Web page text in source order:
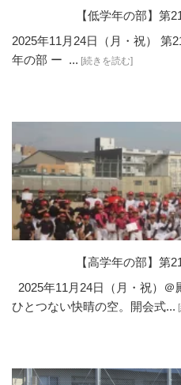
【低学年の部】第
2025年11月24日（月・祝）
年の部 ー ... [続きを読む]
【高学年の部】第
2025年11月24日（月・祝）
ひとつない快晴の空。開会式...